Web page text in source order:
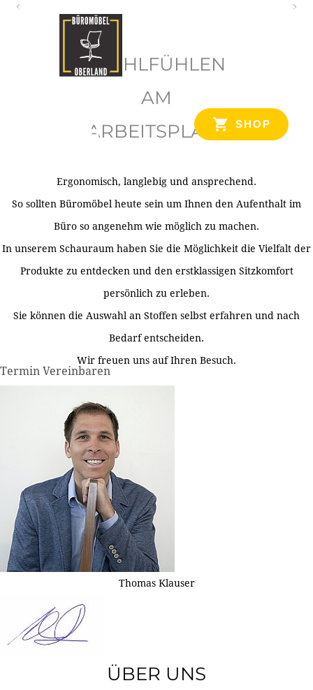
SHOP
WOHLFÜHLEN
AM
ARBEITSPLATZ
Ergonomisch, langlebig und ansprechend.
So sollten Büromöbel heute sein um Ihnen den Aufenthalt im
Büro so angenehm wie möglich zu machen.
In unserem Schauraum haben Sie die Möglichkeit die Vielfalt der
Produkte zu entdecken und den erstklassigen Sitzkomfort
persönlich zu erleben.
Sie können die Auswahl an Stoffen selbst erfahren und nach
Bedarf entscheiden.
Wir freuen uns auf Ihren Besuch.
Termin Vereinbaren
Thomas Klauser
ÜBER UNS